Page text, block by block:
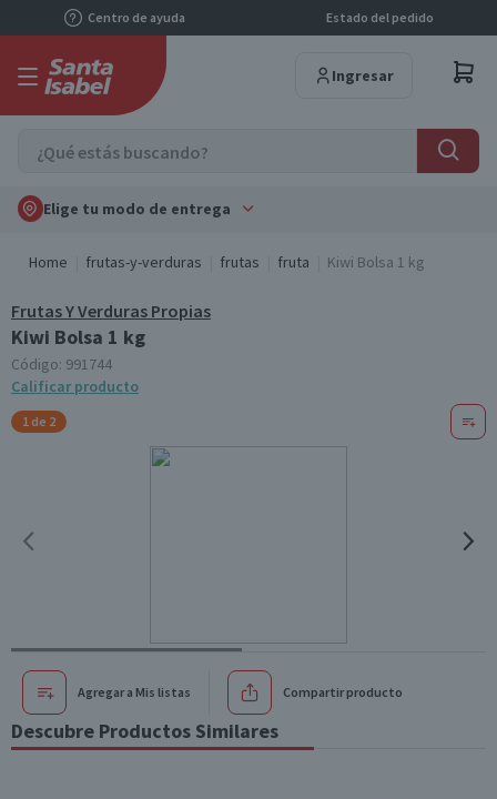
Centro de ayuda Estado del pedido
Ingresar
Elige tu modo de entrega
Home frutas-y-verduras frutas fruta Kiwi Bolsa 1 kg
Frutas Y Verduras Propias
Kiwi Bolsa 1 kg
Código: 991744
Calificar producto
1 de 2
Agregar a Mis listas Compartir producto
Descubre Productos Similares